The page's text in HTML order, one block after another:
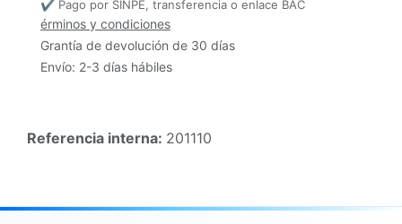
✔ Pago por SINPE, transferencia o enlace BAC
érminos y condiciones
Grantía de devolución de 30 días
Envío: 2-3 días hábiles
Referencia interna: 201110